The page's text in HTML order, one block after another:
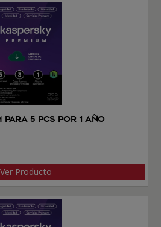
5 PCs por 1 Año
Ver Producto